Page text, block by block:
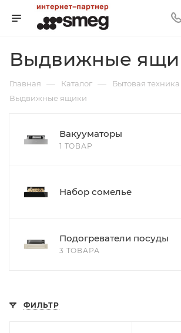
Выдвижные
Главная — Каталог — Бытовая техника
Выдвижные ящики
Вакууматоры
1 ТОВАР
Набор сомелье
Подогреватели посуды
3 ТОВАРА
ФИЛЬТР